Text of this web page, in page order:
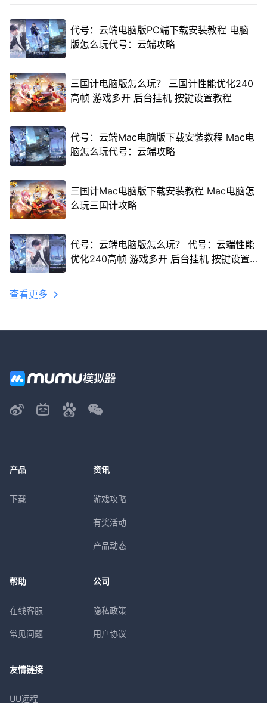
代号：云端电脑版PC端下载安装教程 电脑
版怎么玩代号：云端攻略
三国计电脑版怎么玩？ 三国计性能优化240
高帧 游戏多开 后台挂机 按键设置教程
代号：云端Mac电脑版下载安装教程 Mac电
脑怎么玩代号：云端攻略
三国计Mac电脑版下载安装教程 Mac电脑怎
么玩三国计攻略
代号：云端电脑版怎么玩？ 代号：云端性能
优化240高帧 游戏多开 后台挂机 按键设置
查看更多
产品
下载
资讯
游戏攻略
有奖活动
产品动态
帮助
在线客服
常见问题
公司
隐私政策
用户协议
友情链接
UU远程